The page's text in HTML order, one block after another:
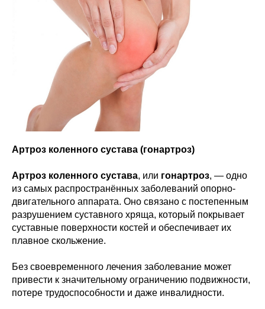
Артроз коленного сустава (гонартроз)
Артроз коленного сустава, или гонартроз, — одно
из самых распространённых заболеваний опорно-
двигательного аппарата. Оно связано с постепенным
разрушением суставного хряща, который покрывает
суставные поверхности костей и обеспечивает их
плавное скольжение.
Без своевременного лечения заболевание может
привести к значительному ограничению подвижности,
потере трудоспособности и даже инвалидности.